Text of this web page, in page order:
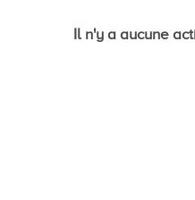
Il n'y a aucune